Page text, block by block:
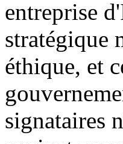
entreprise
stratégique
éthique, et
signataires